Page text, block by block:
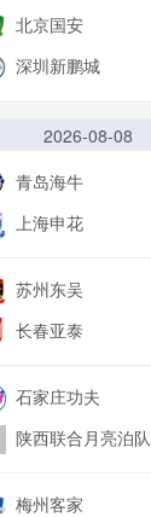
北京国安
深圳新鹏城
2026-08-08
青岛海牛
上海申花
苏州东吴
长春亚泰
石家庄功夫
陕西联合月亮泊队
梅州客家